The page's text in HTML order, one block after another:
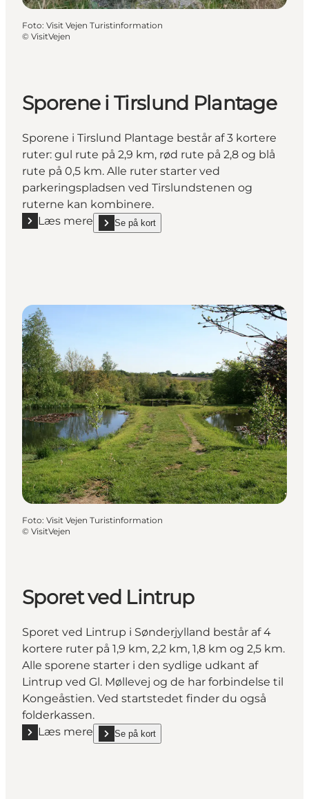
Foto: Visit Vejen Turistinformation
© VisitVejen
Sporene i Tirslund Plantage
Sporene i Tirslund Plantage består af 3 kortere
ruter: gul rute på 2,9 km, rød rute på 2,8 og blå
rute på 0,5 km. Alle ruter starter ved
parkeringspladsen ved Tirslundstenen og
ruterne kan kombinere.
Læs mere
Læs mere "Sporene i Tirslund Plantage"
Se på kort
show Sporene i Tirslund Plantage on_map
Foto: Visit Vejen Turistinformation
© VisitVejen
Sporet ved Lintrup
Sporet ved Lintrup i Sønderjylland består af 4
kortere ruter på 1,9 km, 2,2 km, 1,8 km og 2,5 km.
Alle sporene starter i den sydlige udkant af
Lintrup ved Gl. Møllevej og de har forbindelse til
Kongeåstien. Ved startstedet finder du også
folderkassen.
Læs mere
Læs mere "Sporet ved Lintrup"
Se på kort
show Sporet ved Lintrup on_map